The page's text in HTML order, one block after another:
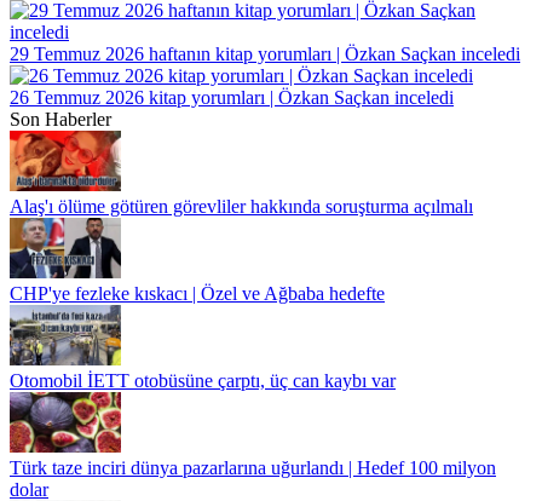
29 Temmuz 2026 haftanın kitap yorumları | Özkan Saçkan inceledi
26 Temmuz 2026 kitap yorumları | Özkan Saçkan inceledi
Son Haberler
Alaş'ı ölüme götüren görevliler hakkında soruşturma açılmalı
CHP'ye fezleke kıskacı | Özel ve Ağbaba hedefte
Otomobil İETT otobüsüne çarptı, üç can kaybı var
Türk taze inciri dünya pazarlarına uğurlandı | Hedef 100 milyon
dolar